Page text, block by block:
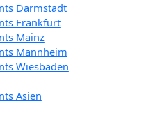
Darmstadt
Frankfurt
Mainz
Mannheim
Wiesbaden
Asien